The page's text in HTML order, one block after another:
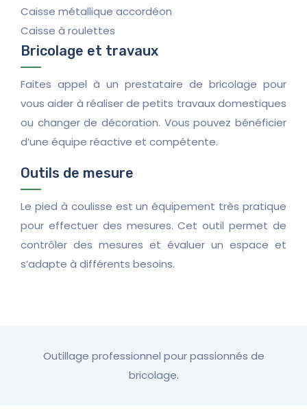
Caisse métallique accordéon
Caisse à roulettes
Bricolage et travaux
Faites appel à un prestataire de bricolage pour
vous aider à réaliser de petits travaux domestiques
ou changer de décoration. Vous pouvez bénéficier
d’une équipe réactive et compétente.
Outils de mesure
Le pied à coulisse est un équipement très pratique
pour effectuer des mesures. Cet outil permet de
contrôler des mesures et évaluer un espace et
s’adapte à différents besoins.
Outillage professionnel pour passionnés de
bricolage.